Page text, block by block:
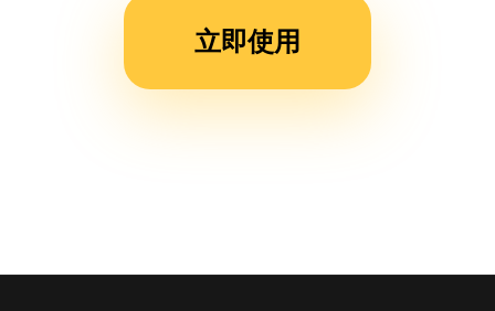
间，
现在
止一
立即使用